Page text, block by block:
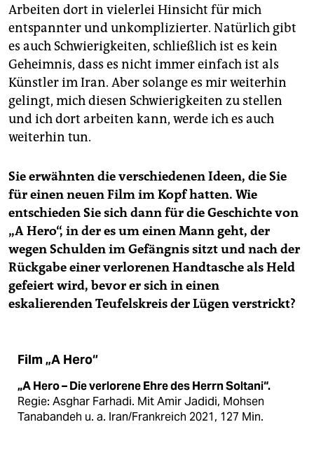
Arbeiten dort in vielerlei Hinsicht für mich
entspannter und unkomplizierter. Natürlich gibt
es auch Schwierigkeiten, schließlich ist es kein
Geheimnis, dass es nicht immer einfach ist als
Künstler im Iran. Aber solange es mir weiterhin
gelingt, mich diesen Schwierigkeiten zu stellen
und ich dort arbeiten kann, werde ich es auch
weiterhin tun.
Sie erwähnten die verschiedenen Ideen, die Sie
für einen neuen Film im Kopf hatten. Wie
entschieden Sie sich dann für die Geschichte von
„A Hero“, in der es um einen Mann geht, der
wegen Schulden im Gefängnis sitzt und nach der
Rückgabe einer verlorenen Handtasche als Held
gefeiert wird, bevor er sich in einen
eskalierenden Teufelskreis der Lügen verstrickt?
Film „A Hero“
„A Hero – Die verlorene Ehre des Herrn Soltani“.
Regie: Asghar Farhadi. Mit Amir Jadidi, Mohsen
Tanabandeh u. a. Iran/Frankreich 2021, 127 Min.